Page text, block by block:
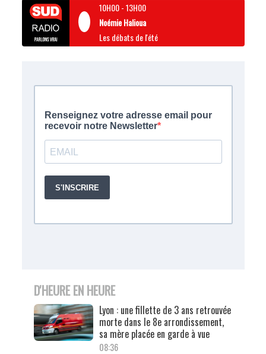
10H00-13H00
Noémie Halioua
Les débats de l'été
D'HEURE EN HEURE
Lyon : une fillette de 3 ans retrouvée
morte dans le 8e arrondissement,
sa mère placée en garde à vue
08:36